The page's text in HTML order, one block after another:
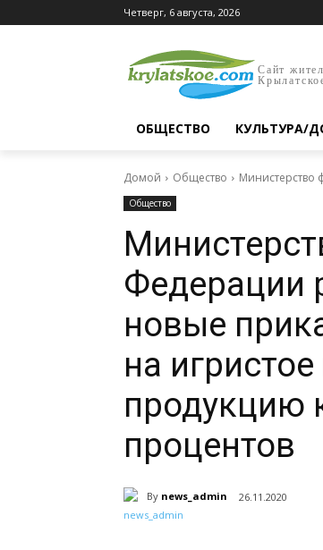
Четверг, 6 августа, 2026
Сайт
ОБЩЕСТВО КУЛЬТУРА/
Домой Общество Министерство
Общество
Федерации
новые
на
продукцию
процентов
By news_admin 26.11.2020